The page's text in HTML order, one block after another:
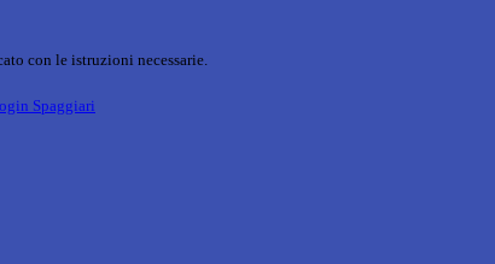
con le istruzioni necessarie.
Spaggiari